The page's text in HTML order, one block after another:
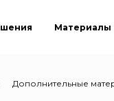
Материалы
Дополнительные